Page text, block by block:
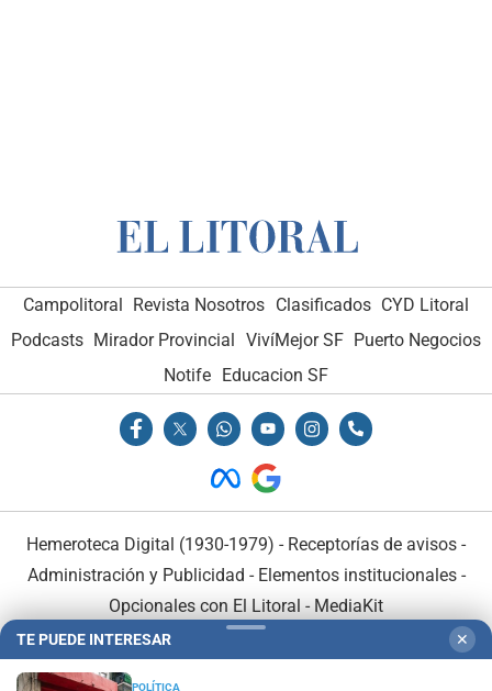
Campolitoral Revista Nosotros Clasificados CYD Litoral
Podcasts Mirador Provincial VivíMejor SF Puerto Negocios
Notife Educacion SF
Hemeroteca Digital (1930-1979) - Receptorías de avisos -
Administración y Publicidad - Elementos institucionales-
Opcionales con El Litoral - MediaKit
TE PUEDE INTERESAR ✕
POLÍTICA